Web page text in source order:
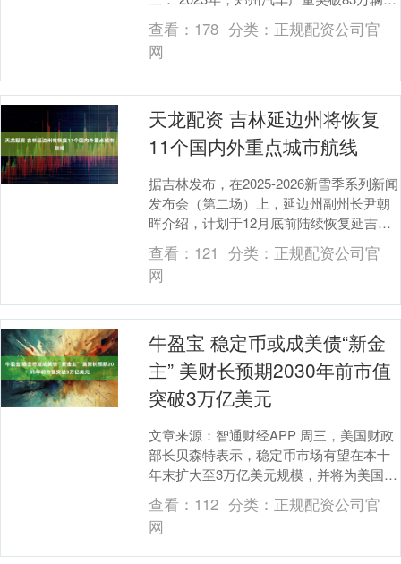
同比增长61.7%，其中新能源汽车产量
31.....
查看： 178 分类： 正规配资公司官
网
天龙配资 吉林延边州将恢复
11个国内外重点城市航线
据吉林发布，在2025-2026新雪季系列新闻
发布会（第二场）上，延边州副州长尹朝
晖介绍，计划于12月底前陆续恢复延吉至
广州、天津、重庆、贵阳以及韩国釜山等
11....
查看： 121 分类： 正规配资公司官
网
牛盈宝 稳定币或成美债“新金
主” 美财长预期2030年前市值
突破3万亿美元
文章来源：智通财经APP 周三，美国财政
部长贝森特表示，稳定币市场有望在本十
年末扩大至3万亿美元规模，并将为美国国
债带来新的需求动力。 贝森特在年度国债
市场会议....
查看： 112 分类： 正规配资公司官
网